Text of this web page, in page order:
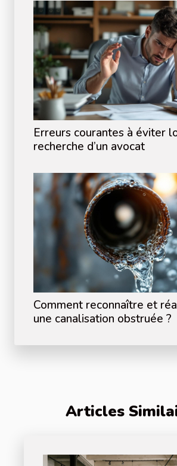
Erreurs courantes à éviter
recherche d’un avocat
Comment reconnaître et
une canalisation obstruée ?
Articles